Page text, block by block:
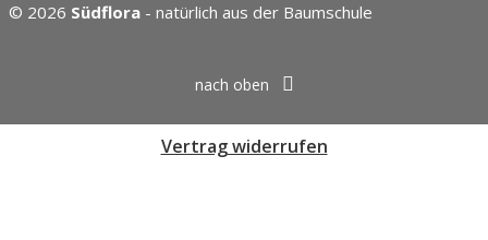
© 2026 Südflora- natürlich aus der Baumschule
nach oben
Vertrag widerrufen